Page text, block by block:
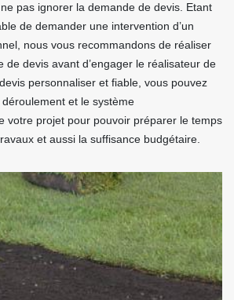
pas ignorer la demande de devis. Etant
de demander une intervention d’un
nous vous recommandons de réaliser
de devis avant d’engager le réalisateur de
personnaliser et fiable, vous pouvez
et le système
votre projet pour pouvoir préparer le temps
et aussi la suffisance budgétaire.